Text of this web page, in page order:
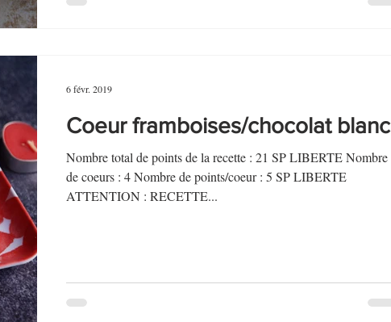
Coeur framboises/chocolat blanc
Nombre total de points de la recette : 21 SP LIBERTE Nombre
de coeurs : 4 Nombre de points/coeur : 5 SP LIBERTE
ATTENTION : RECETTE...
6 févr. 2019